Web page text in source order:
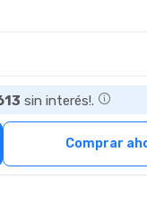
sin interés!.
Comprar